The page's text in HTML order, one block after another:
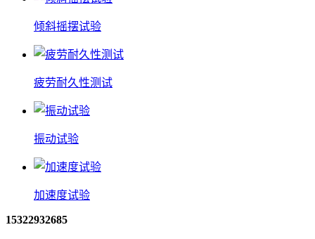
倾斜摇摆试验
疲劳耐久性测试
振动试验
加速度试验
15322932685